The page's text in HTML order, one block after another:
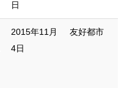
日
2015年11月
4日
友好都市